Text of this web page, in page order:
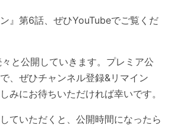
』第6話、ぜひYouTubeでご覧くだ
と公開していきます。プレミア公
、ぜひチャンネル登録&リマイン
みにお待ちいただければ幸いです。
ていただくと、公開時間になったら